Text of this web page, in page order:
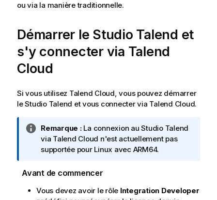
ou via la manière traditionnelle.
Démarrer le Studio Talend et
s'y connecter via Talend
Cloud
Si vous utilisez Talend Cloud , vous pouvez démarrer
leStudio Talend et vous connecter via Talend Cloud.
N
o
t
I
f
Remarque :La connexion auStudio Talend
via Talend Cloud n'est actuellement pas
supportée pour Linux avec ARM64.
Avant de commencer
Vous devez avoir le rôle Integration Developer